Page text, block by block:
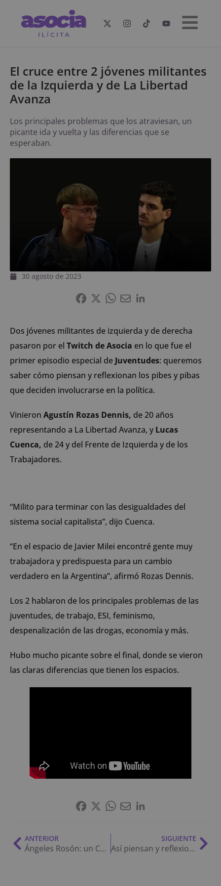
El cruce entre 2 jóvenes militantes
de la Izquierda y de La Libertad
Avanza
Los principales problemas que los atraviesan, un
picante ida y vuelta y las diferencias que se
esperaban.
30 agosto de 2023
Dos jóvenes militantes de izquierda y de derecha
pasaron por el Twitch de Asocia en lo que fue el
primer episodio especial de Juventudes: queremos
saber cómo piensan y reflexionan los pibes y pibas
que deciden involucrarse en la política.
Vinieron Agustín Rozas Dennis, de 20 años
representando a La Libertad Avanza, y Lucas
Cuenca, de 24 y del Frente de Izquierda y de los
Trabajadores.
“Milito para terminar con las desigualdades del
sistema social capitalista”, dijo Cuenca.
“En el espacio de Javier Milei encontré gente muy
trabajadora y predispuesta para un cambio
verdadero en la Argentina”, afirmó Rozas Dennis.
Los 2 hablaron de los principales problemas de las
juventudes, de trabajo, ESI, feminismo,
despenalización de las drogas, economía y más.
Hubo mucho picante sobre el final, donde se vieron
las claras diferencias que tienen los espacios.
ANTERIOR
Ángeles Rosón: un Concejo a la altura y sin miedo, el vecinalismo, la “visión de ciudad” y más
SIGUIENTE
Así piensan y reflexionan Agustina y Tomás, uno de cada lado de la grieta